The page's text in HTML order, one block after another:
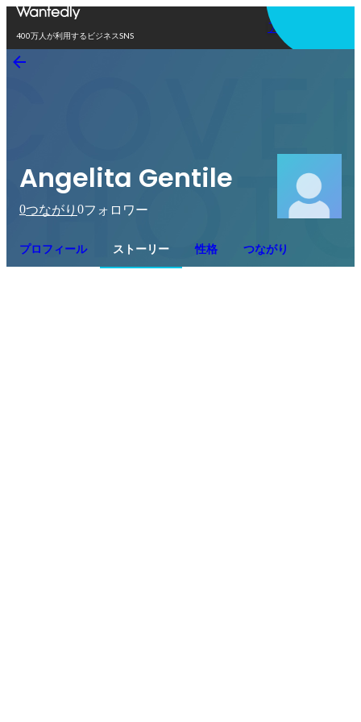
400万人が利用するビジネスSNS
アプリを使う
Angelita Gentile
0つながり 0フォロワー
プロフィール ストーリー 性格 つながり